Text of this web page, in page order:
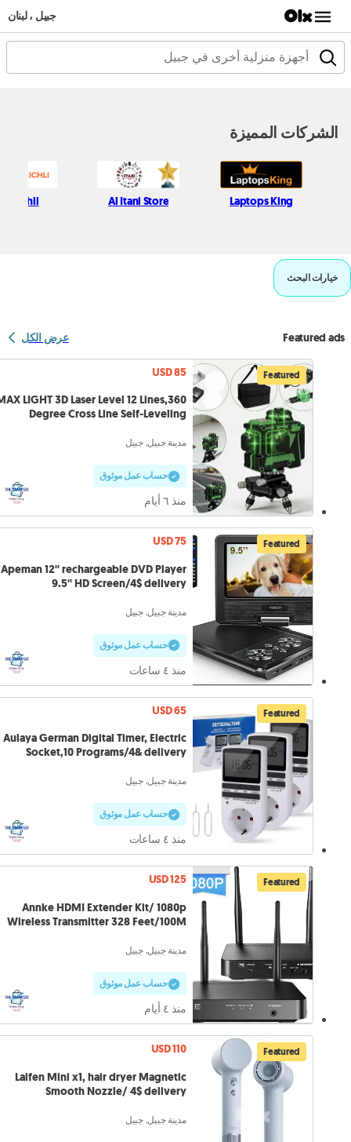
جبيل ، لبنان
الشركات المميزة
Laptops King
Al Itani Store
Kichli
خيارات البحث
Featured ads عرض الكل
Featured
USD 85
LIGHT 3D Laser Level 12 Lines,360
Degree Cross Line Self-Leveling
مدينة جبيل, جبيل
حساب عمل موثوق
منذ ٦ أيام
Featured
USD 75
Apeman 12'' rechargeable DVD Player
9.5'' HD Screen/4$ delivery
مدينة جبيل, جبيل
حساب عمل موثوق
منذ ٤ ساعات
Featured
USD 65
Aulaya German Digital Timer, Electric
Socket,10 Programs/4& delivery
مدينة جبيل, جبيل
حساب عمل موثوق
منذ ٤ ساعات
Featured
USD 125
Annke HDMI Extender Kit/ 1080p
Wireless Transmitter 328 Feet/100M
مدينة جبيل, جبيل
حساب عمل موثوق
منذ ٤ أيام
Featured
USD 110
Laifen Mini x1, hair dryer Magnetic
Smooth Nozzle/ 4$ delivery
مدينة جبيل, جبيل